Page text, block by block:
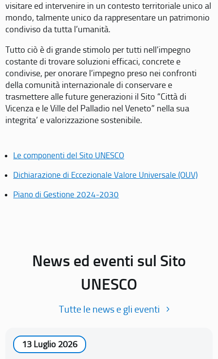
visitare ed intervenire in un contesto territoriale unico al
mondo, talmente unico da rappresentare un patrimonio
condiviso da tutta l’umanità.
Tutto ciò è di grande stimolo per tutti nell’impegno
costante di trovare soluzioni efficaci, concrete e
condivise, per onorare l’impegno preso nei confronti
della comunità internazionale di conservare e
trasmettere alle future generazioni il Sito “Città di
Vicenza e le Ville del Palladio nel Veneto” nella sua
integrita’ e valorizzazione sostenibile.
Le componenti del Sito UNESCO
Dichiarazione di Eccezionale Valore Universale (OUV)
Piano di Gestione 2024-2030
News ed eventi sul Sito
UNESCO
Tutte le news e gli eventi
13 Luglio 2026